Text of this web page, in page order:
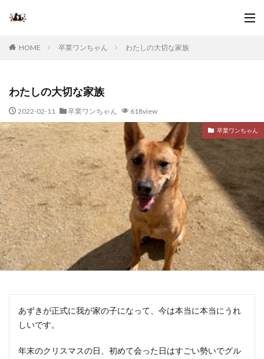
HOME 卒業ワンちゃん わたしの大切な家族
わたしの大切な家族
2022-02-11 卒業ワンちゃん 618view
卒業ワンちゃん
あずきが正式に我が家の子になって、今は本当に本当にうれ
しいです。
年末のクリスマスの日、初めて会った日はすごい勢いでグル